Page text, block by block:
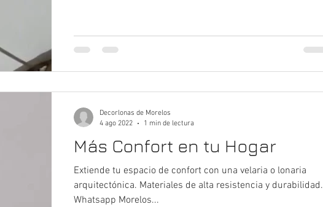
Más Confort en tu Hogar
Extiende tu espacio de confort con una velaria o lonaria
arquitectónica. Materiales de alta resistencia y durabilidad.
Whatsapp Morelos...
Decorlonas de Morelos
4 ago 2022
1 min de lectura